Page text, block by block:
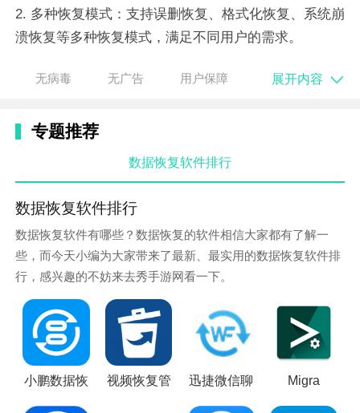
2. 多种恢复模式：支持误删恢复、格式化恢复、系统崩
溃恢复等多种恢复模式，满足不同用户的需求。
3. 兼容性强：兼容市面上大部分安卓手机品牌和型号，
软件特性
1. 简单易用：软件界面简洁明了，操作便捷，用户无需
专业知识即可轻松上手。
2. 安全可靠：在恢复过程中，软件会严格保护用户数据
的安全性和隐私性，确保数据不被泄露。
3. 实时预览：支持在扫描过程中实时预览恢复的数据，
软件优势
1. 免费使用：tbs数据恢复软件提供免费版供用户试
用，用户可以在不花费任何费用的情况下体验软件功
能。
无病毒 无广告 用户保障 展开内容
专题推荐
数据恢复软件排行
数据恢复软件排行
数据恢复软件有哪些？数据恢复的软件相信大家都有了解一
些，而今天小编为大家带来了最新、最实用的数据恢复软件排
行，感兴趣的不妨来去秀手游网看一下。
小鹏数据恢 视频恢复管 迅捷微信聊 Migra